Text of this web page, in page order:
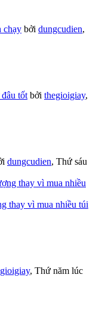
chạy bởi dungcudien,
tốt bởi thegioigiay,
dungcudien, Thứ sáu
thay vì mua nhiều túi
, Thứ năm lúc